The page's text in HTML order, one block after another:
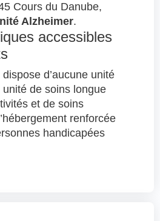
Cours du Danube,
Alzheimer.
accessibles
d’aucune unité
de soins longue
et de soins
renforcée
handicapées